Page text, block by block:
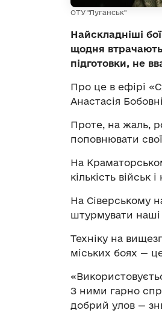
ОТУ "Луганськ"
Найскладніші
щодня втрачають
підготовки, не
Про це в ефірі
Анастасія
Проте, на жаль,
поповнювати
На
кількість військ
На Сіверському
штурмувати наші
Техніку на
міських боях —
З ними гарно
добрий улов —